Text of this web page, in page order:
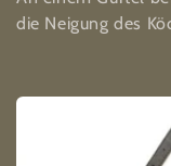
t
g
die Neigung des